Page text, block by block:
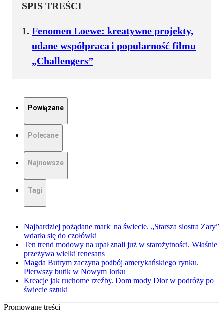
SPIS TREŚCI
Fenomen Loewe: kreatywne projekty,
udane współpraca i popularność filmu
„Challengers”
Powiązane
Polecane
Najnowsze
Tagi
Najbardziej pożądane marki na świecie. „Starsza siostra Zary”
wdarła się do czołówki
Ten trend modowy na upał znali już w starożytności. Właśnie
przeżywa wielki renesans
Magda Butrym zaczyna podbój amerykańskiego rynku.
Pierwszy butik w Nowym Jorku
Kreacje jak ruchome rzeźby. Dom mody Dior w podróży po
świecie sztuki
Promowane treści